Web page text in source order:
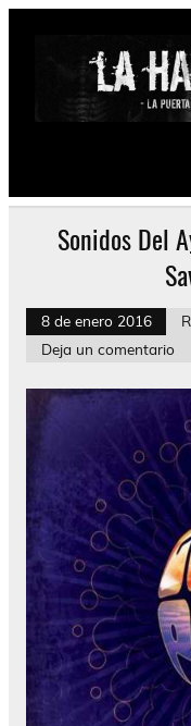
Saltar
Psychedelic,
Sonidos Del
8 de enero 2016
Deja un comentario